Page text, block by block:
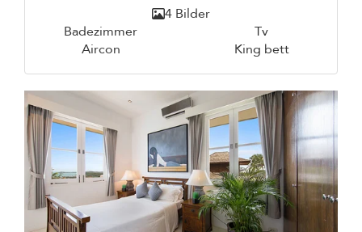
4 Bilder
Badezimmer
Tv
Aircon
King bett